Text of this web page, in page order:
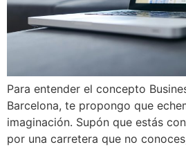
Para entender el concepto
Barcelona, te propongo que
imaginación. Supón que estás
por una carretera que no